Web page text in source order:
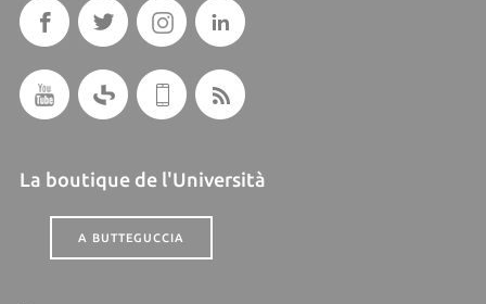
La boutique de l'Università
A BUTTEGUCCIA